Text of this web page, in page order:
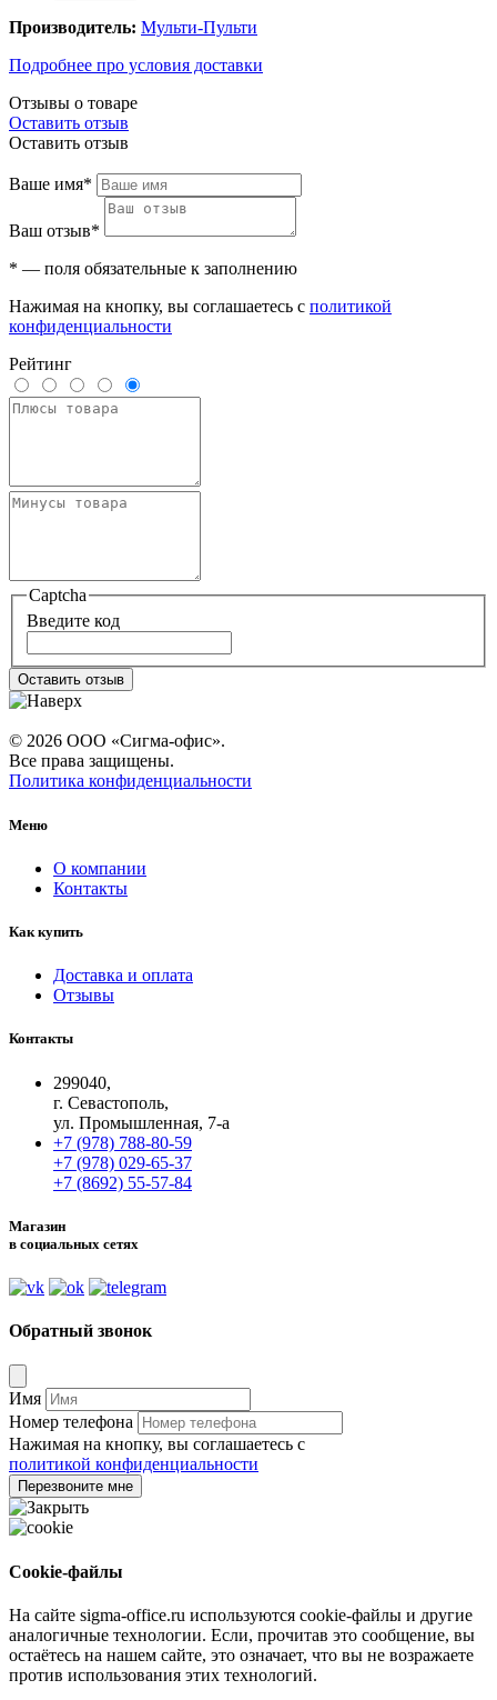
Производитель: Мульти-Пульти
Подробнее про условия доставки
Отзывы о товаре
Оставить отзыв
Оставить отзыв
Ваше имя*
Ваш отзыв*
* — поля обязательные к заполнению
Нажимая на кнопку, вы соглашаетесь с политикой
конфиденциальности
Рейтинг
Captcha
Введите код
Оставить отзыв
© 2026 ООО «Сигма-офис».
Все права защищены.
Политика конфиденциальности
Меню
О компании
Контакты
Как купить
Доставка и оплата
Отзывы
Контакты
299040,
г. Севастополь,
ул. Промышленная, 7-а
+7 (978) 788-80-59
+7 (978) 029-65-37
+7 (8692) 55-57-84
Магазин
в социальных сетях
Обратный звонок
Имя
Номер телефона
Нажимая на кнопку, вы соглашаетесь с
политикой конфиденциальности
Перезвоните мне
Cookie-файлы
На сайте sigma-office.ru используются cookie-файлы и другие
аналогичные технологии. Если, прочитав это сообщение, вы
остаётесь на нашем сайте, это означает, что вы не возражаете
против использования этих технологий.